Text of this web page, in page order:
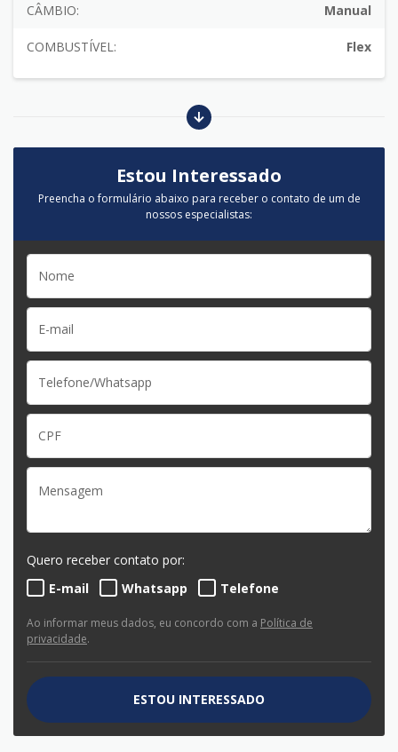
CÂMBIO: Manual
COMBUSTÍVEL: Flex
Estou Interessado
Preencha o formulário abaixo para receber o contato de um de
nossos especialistas:
Quero receber contato por:
E-mail
Whatsapp Telefone
Ao informar meus dados, eu concordo com a Política de
privacidade.
ESTOU INTERESSADO